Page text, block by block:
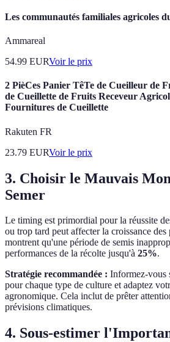
Les communautés familiales agricoles
Ammareal
54.99 EURVoir le prix
2 PièCes Panier TêTe de Cueilleur de
de Cueillette de Fruits Receveur
Fournitures de Cueillette
Rakuten FR
23.79 EURVoir le prix
3. Choisir le Mauvais
Semer
Le timing est primordial pour la réussite
ou trop tard peut affecter la croissance des
montrent qu'une période de semis
performances de la récolte jusqu'à 25%.
Stratégie recommandée : Informez-vous
pour chaque type de culture et adaptez
agronomique. Cela inclut de prêter
prévisions climatiques.
4. Sous-estimer